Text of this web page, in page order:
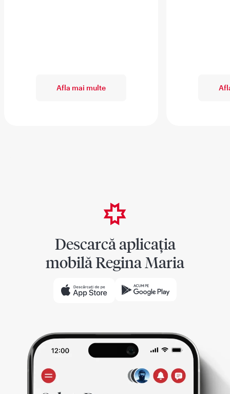
Afla mai multe
Descarcă aplicația
mobilă Regina Maria